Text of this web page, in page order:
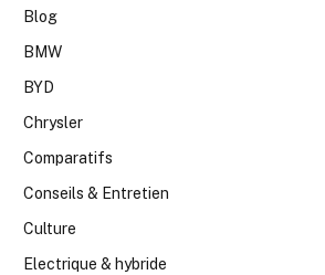
Blog
BMW
BYD
Chrysler
Comparatifs
Conseils & Entretien
Culture
Electrique & hybride